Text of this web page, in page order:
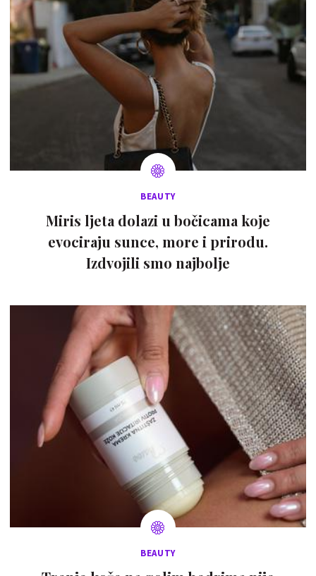
BEAUTY
Miris ljeta dolazi u bočicama koje
evociraju sunce, more i prirodu.
Izdvojili smo najbolje
BEAUTY